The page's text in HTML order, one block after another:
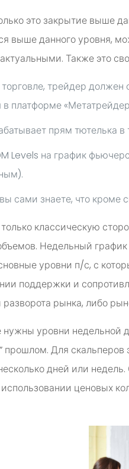
это закрытие
выше данного уровня,
Также это
трейдер
платформе
прям тютелька
Levels на график
сами знаете, что кроме
классическую
Недельный
уровни п/с, с
поддержки и
рынка, либо
уровни недельной
Для
дней или
ценовых